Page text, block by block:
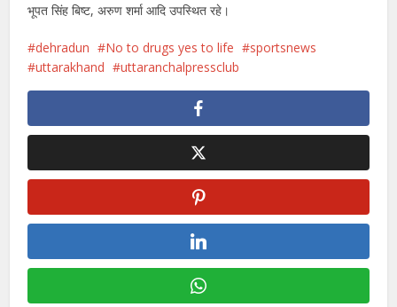
भूपत सिंह बिष्ट, अरुण शर्मा आदि उपस्थित रहे।
dehradun No to drugs yes to life
sportsnews
uttarakhand
uttaranchalpressclub